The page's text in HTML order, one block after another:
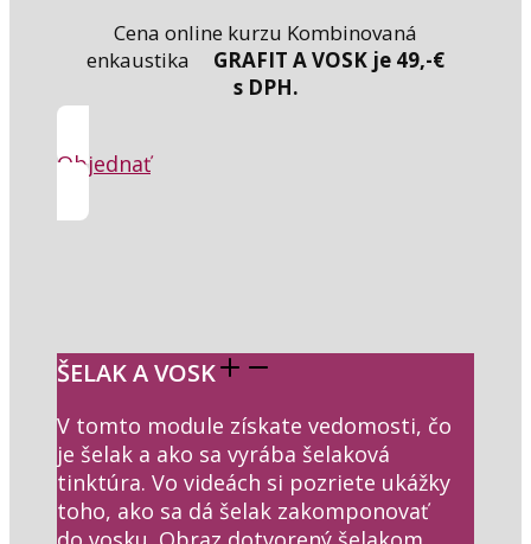
Cena online kurzu Kombinovaná
enkaustika GRAFIT A VOSK je 49,-€
s DPH.
Objednať
ŠELAK A VOSK
V tomto module získate vedomosti, čo
je šelak a ako sa vyrába šelaková
tinktúra. Vo videách si pozriete ukážky
toho, ako sa dá šelak zakomponovať